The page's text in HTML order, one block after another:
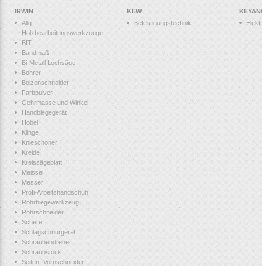
IRWIN
Allg.
Holzbearbeitungswerkzeuge
BIT
Bandmaß
Bi-Metall Lochsäge
Bohrer
Bolzenschneider
Farbpulver
Gehrmasse und Winkel
Handbiegegerät
Hobel
Klinge
Knieschoner
Kreide
Kreissägeblatt
Meissel
Messer
Profi-Arbeitshandschuh
Rohrbiegewerkzeug
Rohrschneider
Schere
Schlagschnurgerät
Schraubendreher
Schraubstock
Seiten- Vornschneider
KEW
Befestigungstechnik